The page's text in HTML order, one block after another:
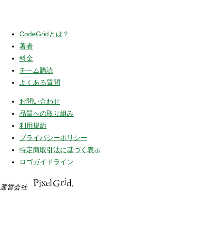
CodeGridとは？
著者
料金
チーム購読
よくある質問
お問い合わせ
品質への取り組み
利用規約
プライバシーポリシー
特定商取引法に基づく表示
ロゴガイドライン
運営会社